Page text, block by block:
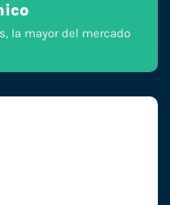
la mayor del mercado